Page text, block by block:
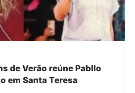
de Verão reúne Pabllo
em Santa Teresa